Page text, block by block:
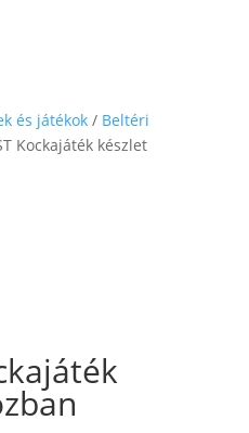
és játékok/ Beltéri
Kockajáték készlet